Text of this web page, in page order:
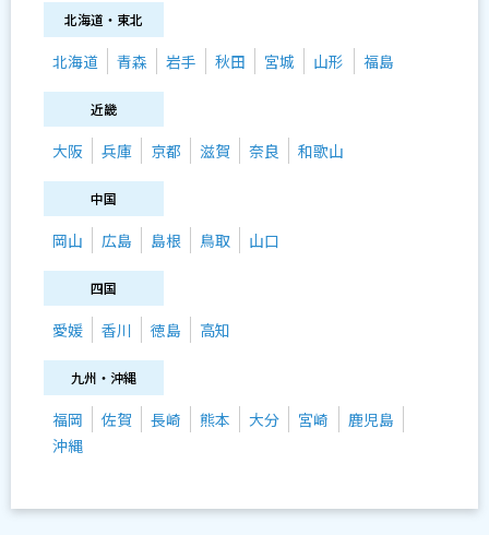
北海道・東北
北海道 青森 岩手 秋田 宮城 山形 福島
近畿
大阪 兵庫 京都 滋賀 奈良 和歌山
中国
岡山 広島 島根 鳥取 山口
四国
愛媛 香川 徳島 高知
九州・沖縄
福岡 佐賀 長崎 熊本 大分 宮崎
鹿児島
沖縄